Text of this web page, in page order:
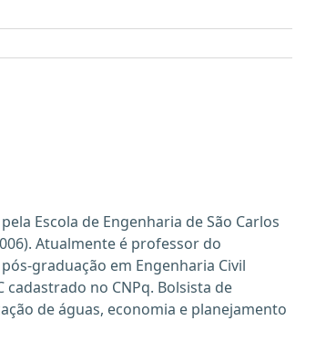
Escola de Engenharia de São Carlos
Atualmente é professor do
graduação em Engenharia Civil
no CNPq. Bolsista de
de águas, economia e planejamento